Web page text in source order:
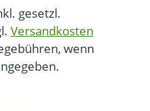
gesetzl.
Versandkosten
wenn